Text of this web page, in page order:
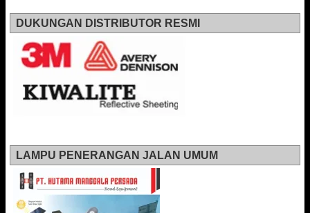
DUKUNGAN DISTRIBUTOR RESMI
LAMPU PENERANGAN JALAN UMUM